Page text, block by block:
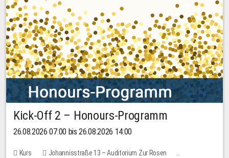
Kick-Off 2 – Honours-Programm
26.08.2026 07:00 bis 26.08.2026 14:00
Kurs
Johannisstraße 13 – Auditorium Zur Rosen